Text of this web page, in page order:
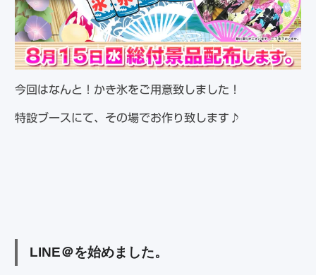
今回はなんと！かき氷をご用意致しました！
特設ブースにて、その場でお作り致します♪
LINE＠を始めました。